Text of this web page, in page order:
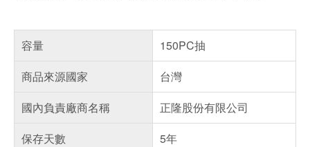
容量
150PC抽
商品來源國家
台灣
國內負責廠商名稱
正隆股份有限公司
保存天數
5年